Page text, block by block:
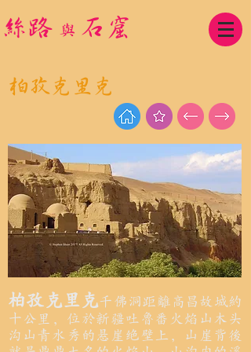
​絲路 與 石窟
柏孜克里克
柏孜克里克千佛洞距離高昌故城約
十公里，位於新疆吐魯番火焰山木头
沟山青水秀的悬崖绝壁上，山崖背後